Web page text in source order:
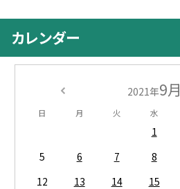
カレンダー
2021年9月
日 月 火 水
1
5
6 7 8
12
13 14 15